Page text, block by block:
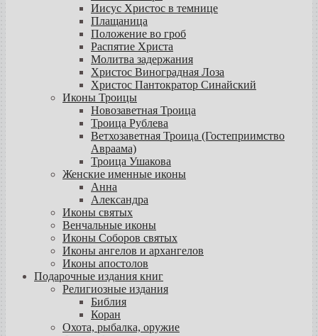
Иисус Христос в темнице
Плащаница
Положение во гроб
Распятие Христа
Молитва задержания
Христос Виноградная Лоза
Христос Пантократор Синайский
Иконы Троицы
Новозаветная Троица
Троица Рублева
Ветхозаветная Троица (Гостеприимство
Авраама)
Троица Ушакова
Женские именные иконы
Анна
Александра
Иконы святых
Венчальные иконы
Иконы Соборов святых
Иконы ангелов и архангелов
Иконы апостолов
Подарочные издания книг
Религиозные издания
Библия
Коран
Охота, рыбалка, оружие